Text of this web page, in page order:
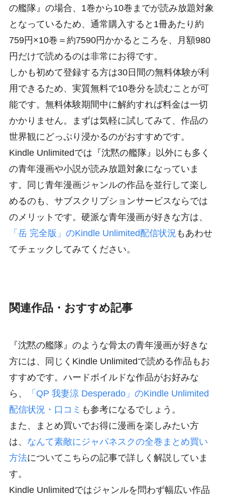
の艦隊』の場合、1巻から10巻までが読み放題対象
となっているため、通常購入すると1冊あたり約
759円×10巻＝約7590円かかるところを、月額980
円だけで読めるのは非常にお得です。
しかも初めて登録する方は30日間の無料体験が利
用できるため、実質無料で10巻分を読むことが可
能です。無料体験期間中に解約すれば料金は一切
かかりません。まずは気軽に試してみて、作品の
世界観にどっぷり浸かるのがおすすめです。
Kindle Unlimitedでは『沈黙の艦隊』以外にも多く
の青年漫画や小説が読み放題対象になっていま
す。同じ青年漫画ジャンルの作品を並行して楽し
めるのも、サブスクリプションサービスならでは
のメリットです。硬派な青年漫画が好きな方は、
「岳 完全版」のKindle Unlimited配信状況 もあわせ
てチェックしてみてください。
関連作品・おすすめ記事
『沈黙の艦隊』のような骨太の青年漫画が好きな
方には、同じくKindle Unlimitedで読める作品もお
すすめです。ハードボイルドな作品がお好みな
ら、
「QP 我妻涼 Desperado」のKindle Unlimited
配信状況・口コミ も参考になるでしょう。
また、まとめ買いでお得に漫画を楽しみたい方
は、 なんて素敵にジャパネスクの全巻まとめ買い
方法についてこちらの記事で詳しく解説していま
す。
Kindle Unlimitedではジャンルを問わず幅広い作品